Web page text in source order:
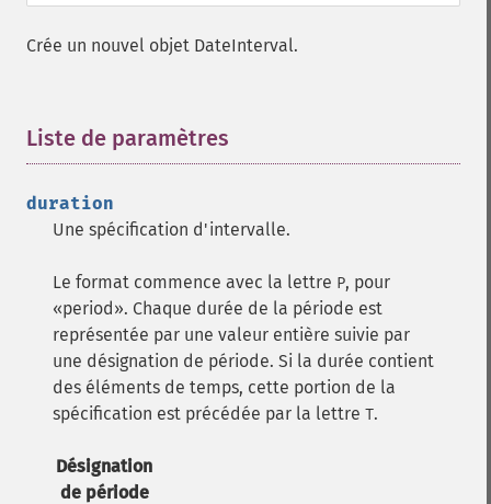
Crée un nouvel objet DateInterval.
Liste de paramètres
duration
Une spécification d'intervalle.
Le format commence avec la lettre P, pour
period
. Chaque durée de la période est
représentée par une valeur entière suivie par
une désignation de période. Si la durée contient
des éléments de temps, cette portion de la
spécification est précédée par la lettre T.
Désignation
de période